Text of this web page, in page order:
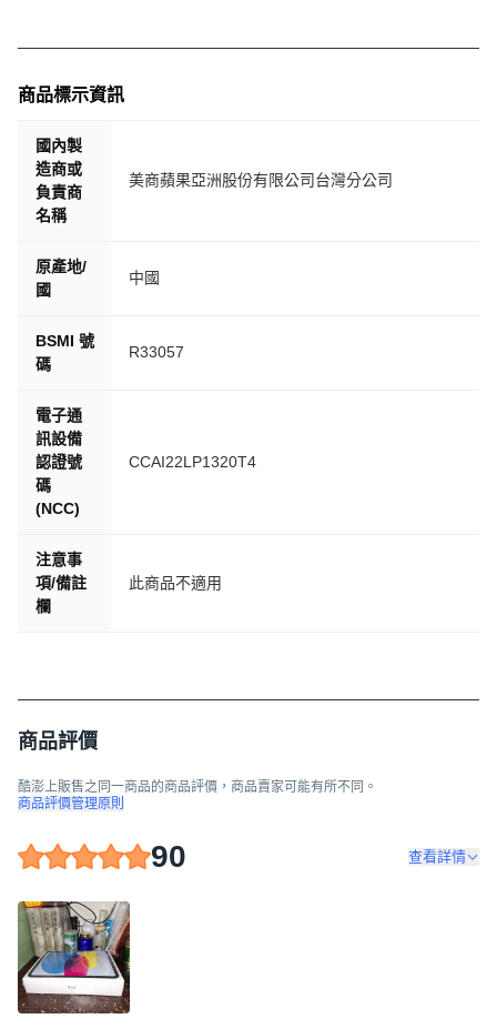
商品標示資訊
國內製
造商或
負責商
名稱
美商蘋果亞洲股份有限公司台灣分公司
原產地/
國
中國
BSMI 號
碼
R33057
電子通
訊設備
認證號
碼
(NCC)
CCAI22LP1320T4
注意事
項/備註
欄
此商品不適用
商品評價
酷澎上販售之同一商品的商品評價，商品賣家可能有所不同。
商品評價管理原則
90 查看詳情